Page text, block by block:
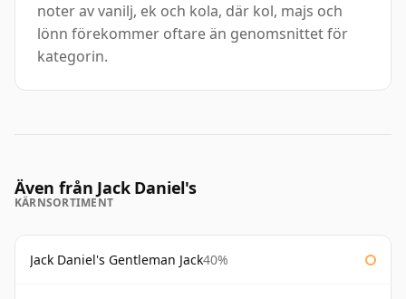
noter av vanilj, ek och kola, där kol, majs och
lönn förekommer oftare än genomsnittet för
kategorin.
Även från Jack Daniel's
KÄRNSORTIMENT
Jack Daniel's Gentleman Jack40%